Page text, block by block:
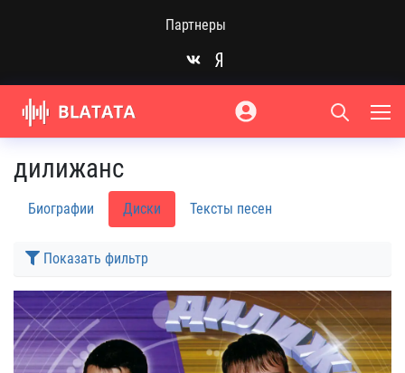
Партнеры
дилижанс
Биографии Диски Тексты песен
Показать фильтр